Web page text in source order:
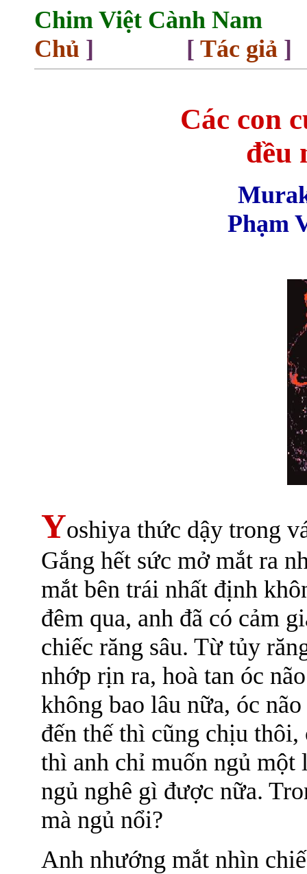
Chim Việt Cành Nam
Chủ ] [ Tác giả ]
Các con
đều
Phạm
Yoshiya thức dậy trong
Gắng hết sức mở mắt ra
mắt bên trái nhất định
đêm qua, anh đã có cảm
chiếc răng sâu. Từ tủy
nhớp rịn ra, hoà tan óc
không bao lâu nữa, óc
đến thế thì cũng chịu
thì anh chỉ muốn ngủ một
ngủ nghê gì được nữa.
mà ngủ nổi?
Anh nhướng mắt nhìn